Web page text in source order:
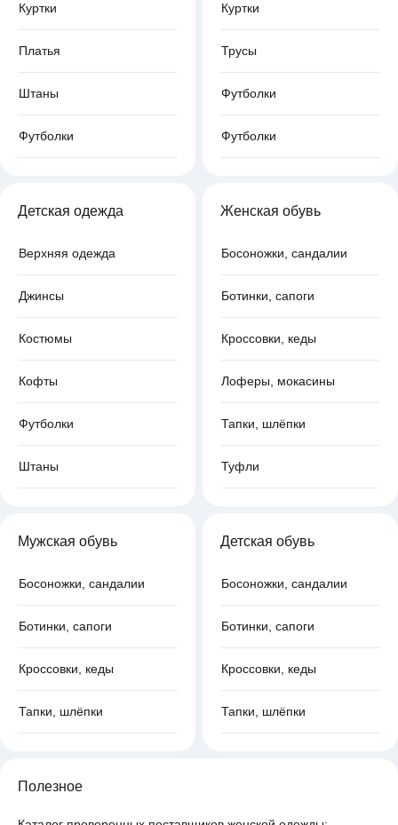
Полезное
Куртки
Платья
Штаны
Футболки
Куртки
Трусы
Футболки
Футболки
Детская одежда
Верхняя одежда
Джинсы
Костюмы
Кофты
Футболки
Штаны
Женская обувь
Босоножки, сандалии
Ботинки, сапоги
Кроссовки, кеды
Лоферы, мокасины
Тапки, шлёпки
Туфли
Мужская обувь
Босоножки, сандалии
Ботинки, сапоги
Кроссовки, кеды
Тапки, шлёпки
Детская обувь
Босоножки, сандалии
Ботинки, сапоги
Кроссовки, кеды
Тапки, шлёпки